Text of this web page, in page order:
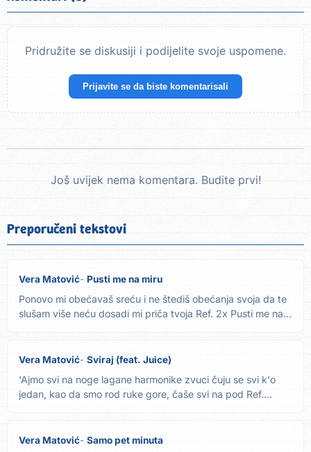
Pridružite se diskusiji i podijelite svoje uspomene.
Prijavite se da biste komentarisali
Još uvijek nema komentara. Budite prvi!
Preporučeni tekstovi
Vera Matović Pusti me na miru
Ponovo mi obećavaš sreću i ne štediš obećanja svoja da te
slušam više neću dosadi mi priča tvoja Ref. 2x Pusti me na...
Vera Matović Sviraj (feat. Juice)
'Ajmo svi na noge lagane harmonike zvuci čuju se svi k'o
jedan, kao da smo rod ruke gore, čaše svi na pod Ref.
Vera Matović Samo pet minuta